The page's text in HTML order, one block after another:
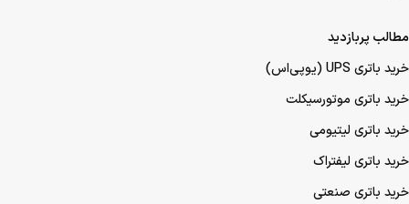
مطالب پربازدید
خرید باتری UPS (یو‌پی‌اس)
خرید باتری موتورسیکلت
خرید باتری لیتیومی
خرید باتری لیفتراک
خرید باتری صنعتی